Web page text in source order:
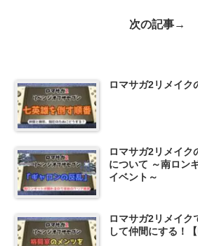
次の記事→
ロマサガ2リメイク
ロマサガ2リメイク
について ～南ロン
イベント～
ロマサガ2リメイク
して仲間にする！【